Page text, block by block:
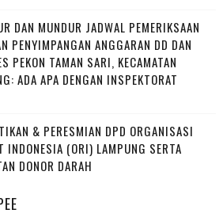
DAN MUNDUR JADWAL PEMERIKSAAN
PENYIMPANGAN ANGGARAN DD DAN
PEKON TAMAN SARI, KECAMATAN
ADA APA DENGAN INSPEKTORAT
& PERESMIAN DPD ORGANISASI
INDONESIA (ORI) LAMPUNG SERTA
DONOR DARAH